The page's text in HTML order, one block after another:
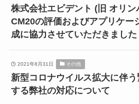
株式会社エビデント (旧 オリ
CM20の評価およびアプリケー
成に協力させていただきました
2021年8月31日 その他
新型コロナウイルス拡大に伴
する弊社の対応について